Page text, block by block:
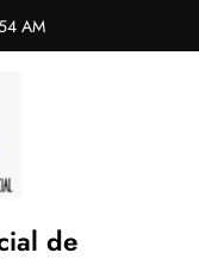
AM
de